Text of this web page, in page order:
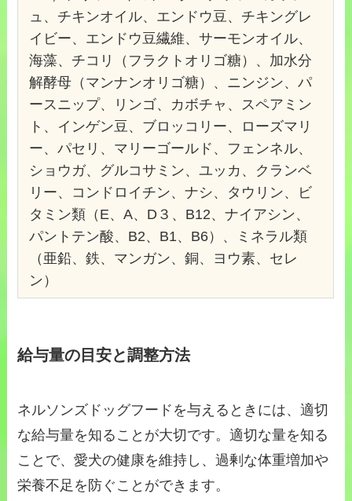
ュ、チキンオイル、エンドウ豆、チキングレ
イビー、エンドウ豆繊維、サーモンオイル、
海藻、チコリ（フラクトオリゴ糖）、加水分
解酵母（マンナンオリゴ糖）、ニンジン、パ
ースニップ、リンゴ、カボチャ、スペアミン
ト、インゲン豆、ブロッコリー、ローズマリ
ー、パセリ、マリーゴールド、フェンネル、
ショウガ、グルコサミン、ユッカ、クランベ
リー、コンドロイチン、ナシ、タウリン、ビ
タミン類（E、A、D３、B12、ナイアシン、
パントテン酸、B2、B1、B6）、ミネラル類
（亜鉛、鉄、マンガン、銅、ヨウ素、セレ
ン）
給与量の目安と調整方法
ネルソンズドッグフードを与えるときには、適切
な給与量を知ることが大切です。適切な量を知る
ことで、愛犬の健康を維持し、過剰な体重増加や
栄養不足を防ぐことができます。